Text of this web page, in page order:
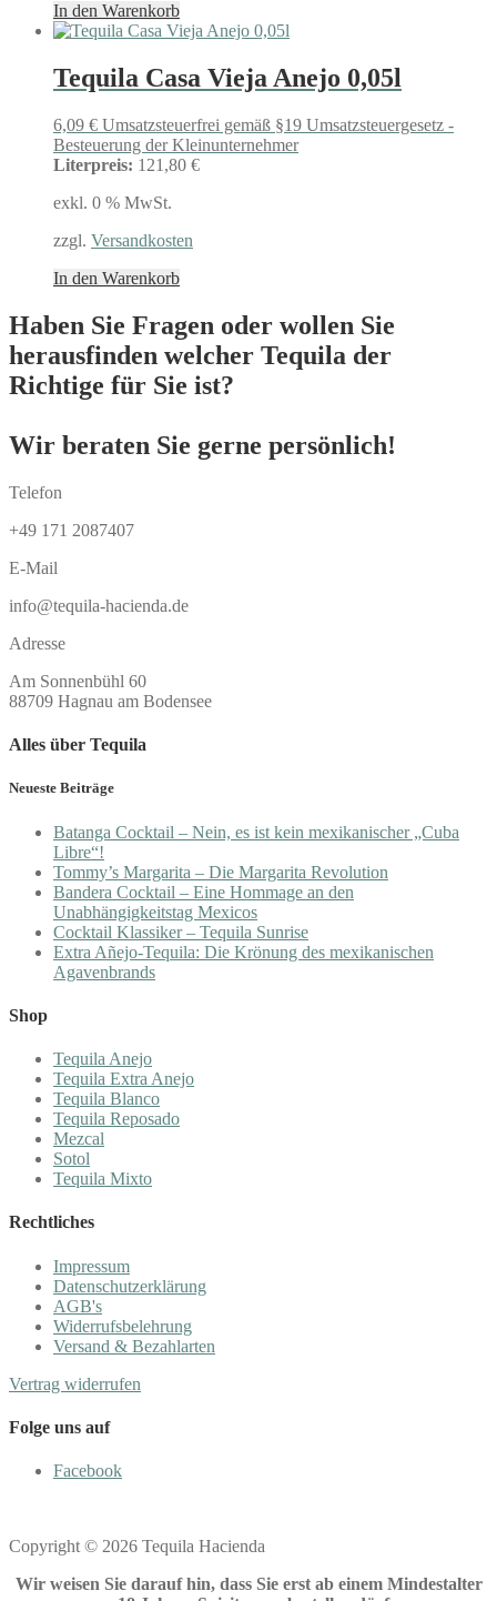
In den Warenkorb
Tequila Casa Vieja Anejo 0,05l
6,09 € Umsatzsteuerfrei gemäß §19 Umsatzsteuergesetz -
Besteuerung der Kleinunternehmer
Literpreis: 121,80 €
exkl. 0 % MwSt.
zzgl. Versandkosten
In den Warenkorb
Haben Sie Fragen oder wollen Sie
herausfinden welcher Tequila der
Richtige für Sie ist?
Wir beraten Sie gerne persönlich!
Telefon
+49 171 2087407
E-Mail
info@tequila-hacienda.de
Adresse
Am Sonnenbühl 60
88709 Hagnau am Bodensee
Alles über Tequila
Neueste Beiträge
Batanga Cocktail – Nein, es ist kein mexikanischer „Cuba
Libre“!
Tommy’s Margarita – Die Margarita Revolution
Bandera Cocktail – Eine Hommage an den
Unabhängigkeitstag Mexicos
Cocktail Klassiker – Tequila Sunrise
Extra Añejo-Tequila: Die Krönung des mexikanischen
Agavenbrands
Shop
Tequila Anejo
Tequila Extra Anejo
Tequila Blanco
Tequila Reposado
Mezcal
Sotol
Tequila Mixto
Rechtliches
Impressum
Datenschutzerklärung
AGB's
Widerrufsbelehrung
Versand & Bezahlarten
Vertrag widerrufen
Folge uns auf
Facebook
Copyright © 2026 Tequila Hacienda
Wir weisen Sie darauf hin, dass Sie erst ab einem Mindestalter